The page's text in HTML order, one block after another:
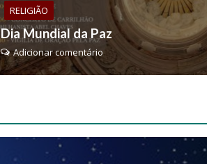
RELIGIÃO
Dia Mundial da Paz
Adicionar comentário